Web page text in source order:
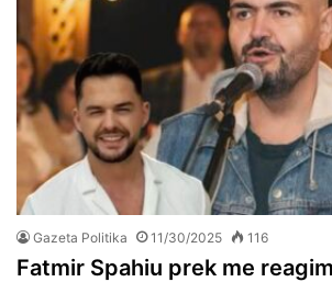
Gazeta Politika 11/30/2025 116
Fatmir Spahiu prek me